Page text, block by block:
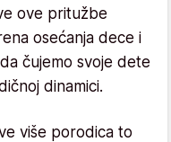
ove pritužbe
osećanja dece i
čujemo svoje dete
dinamici.
više porodica to